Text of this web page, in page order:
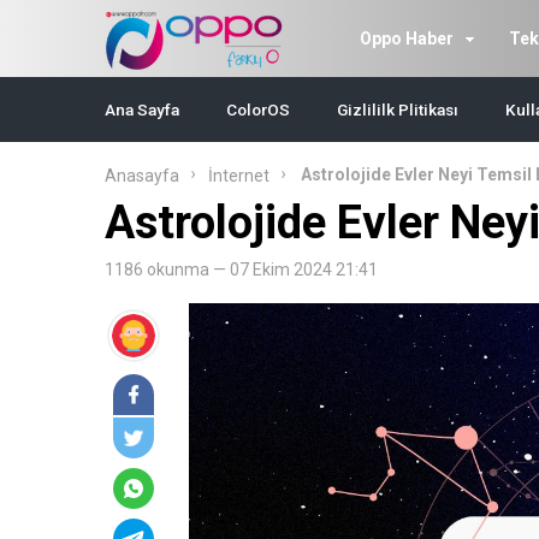
Oppo Haber
Ana Sayfa ColorOS Gizlililk Plitikası
Anasayfa İnternet Astrolojide Evler Neyi Temsil
Astrolojide Evler
1186 okunma — 07 Ekim 2024 21:41